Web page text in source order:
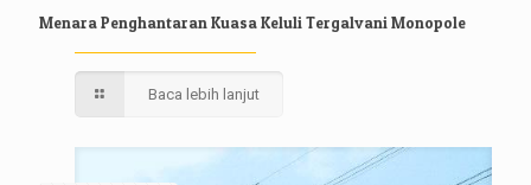
Menara Penghantaran Kuasa Keluli Tergalvani Monopole
Baca lebih lanjut